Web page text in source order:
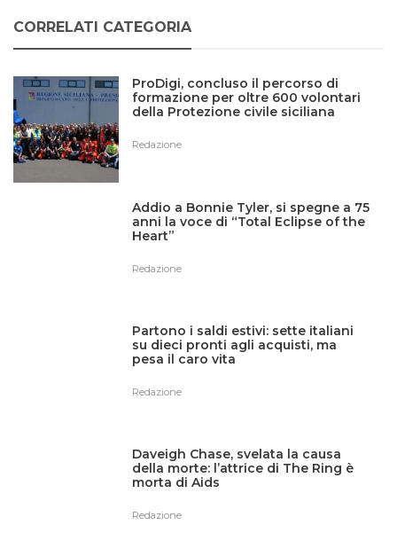
CORRELATI CATEGORIA
ProDigi, concluso il percorso di
formazione per oltre 600 volontari
della Protezione civile siciliana
Redazione
Addio a Bonnie Tyler, si spegne a 75
anni la voce di “Total Eclipse of the
Heart”
Redazione
Partono i saldi estivi: sette italiani
su dieci pronti agli acquisti, ma
pesa il caro vita
Redazione
Daveigh Chase, svelata la causa
della morte: l’attrice di The Ring è
morta di Aids
Redazione